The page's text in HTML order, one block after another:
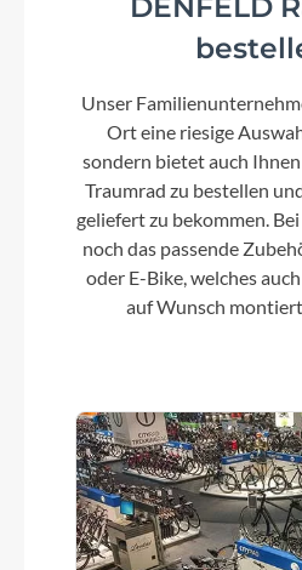
Shimano Deore CS-
Lenker
CUBE Rise
Farbe
Motor
Bosch Drive Unit
100Nm
DENFELD
Unser
Ort eine riesige
sondern bietet auch
Traumrad zu bestellen
geliefert zu bekommen.
noch das passende
oder E-Bike, welches
auf Wunsch